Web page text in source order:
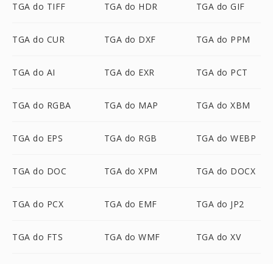
TGA do TIFF TGA do HDR TGA do GIF
TGA do CUR TGA do DXF TGA do PPM
TGA do AI TGA do EXR TGA do PCT
TGA do RGBA TGA do MAP TGA do XBM
TGA do EPS TGA do RGB TGA do WEBP
TGA do DOC TGA do XPM TGA do DOCX
TGA do PCX TGA do EMF TGA do JP2
TGA do FTS TGA do WMF TGA do XV